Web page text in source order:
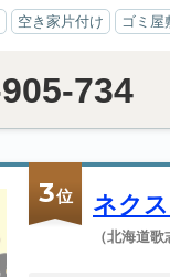
空き家片付け ゴミ屋
734
3位 ネク
（北海道